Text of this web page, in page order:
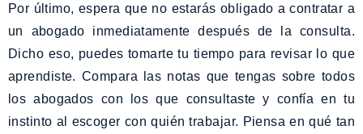
Por último, espera que no estarás obligado a contratar a
un abogado inmediatamente después de la consulta.
Dicho eso, puedes tomarte tu tiempo para revisar lo que
aprendiste. Compara las notas que tengas sobre todos
los abogados con los que consultaste y confía en tu
instinto al escoger con quién trabajar. Piensa en qué tan